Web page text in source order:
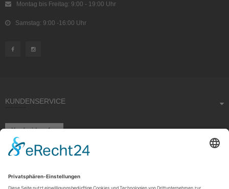
Montag bis Freitag: 9:00 - 19:00 Uhr
Samstag: 9:00 -16:00 Uhr
KUNDENSERVICE
Kauf widerrufen
RECHTLICHES
ÜBER UNS